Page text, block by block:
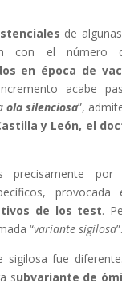
de
con el número
en época de
acabe
ola silenciosa”,
y León, el
precisamente
de los test.
“variante sigilosa”.
sigilosa fue
subvariante de